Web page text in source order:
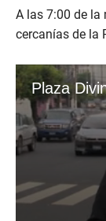
A las 7:00 de la
cercanías de la